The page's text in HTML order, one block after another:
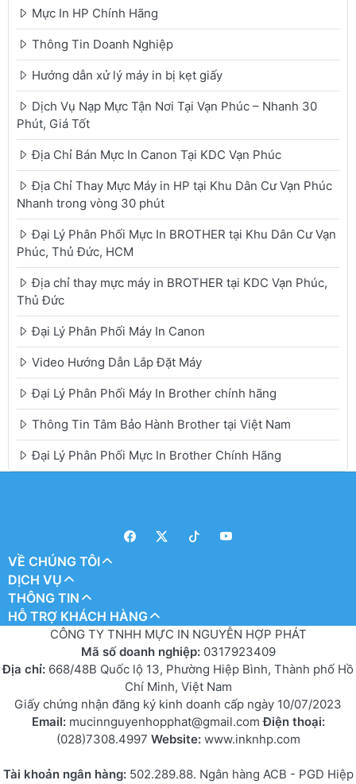
Mực In HP Chính Hãng
Thông Tin Doanh Nghiệp
Hướng dẫn xử lý máy in bị kẹt giấy
Dịch Vụ Nạp Mực Tận Nơi Tại Vạn Phúc – Nhanh 30
Phút, Giá Tốt
Địa Chỉ Bán Mực In Canon Tại KDC Vạn Phúc
Địa Chỉ Thay Mực Máy in HP tại Khu Dân Cư Vạn Phúc
Nhanh trong vòng 30 phút
Đại Lý Phân Phối Mực In BROTHER tại Khu Dân Cư Vạn
Phúc, Thủ Đức, HCM
Địa chỉ thay mực máy in BROTHER tại KDC Vạn Phúc,
Thủ Đức
Đại Lý Phân Phối Máy In Canon
Video Hướng Dẫn Lắp Đặt Máy
Đại Lý Phân Phối Máy In Brother chính hãng
Thông Tin Tâm Bảo Hành Brother tại Việt Nam
Đại Lý Phân Phối Mực In Brother Chính Hãng
VỀ CHÚNG TÔI
DỊCH VỤ
THÔNG TIN
HỖ TRỢ KHÁCH HÀNG
CÔNG TY TNHH MỰC IN NGUYỄN HỢP PHÁT
Mã số doanh nghiệp: 0317923409
Địa chỉ: 668/48B Quốc lộ 13, Phường Hiệp Bình, Thành phố Hồ
Chí Minh, Việt Nam
Giấy chứng nhận đăng ký kinh doanh cấp ngày 10/07/2023
Email: mucinnguyenhopphat@gmail.comĐiện thoại:
(028)7308.4997 Website: www.inknhp.com
Tài khoản ngân hàng: 502.289.88. Ngân hàng ACB - PGD Hiệp